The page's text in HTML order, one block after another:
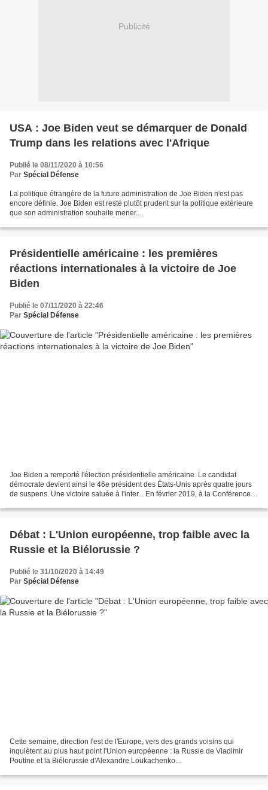
Publicité
USA : Joe Biden veut se démarquer de Donald
Trump dans les relations avec l'Afrique
Publié le 08/11/2020 à 10:56
Par Spécial Défense
La politique étrangère de la future administration de Joe Biden n'est pas
encore définie. Joe Biden est resté plutôt prudent sur la politique extérieure
que son administration souhaite mener....
Présidentielle américaine : les premières
réactions internationales à la victoire de Joe
Biden
Publié le 07/11/2020 à 22:46
Par Spécial Défense
Joe Biden a remporté l'élection présidentielle américaine. Le candidat
démocrate devient ainsi le 46e président des États-Unis après quatre jours
de suspens. Une victoire saluée à l'inter... En février 2019, à la Conférence
Débat : L'Union européenne, trop faible avec la
Russie et la Biélorussie ?
Publié le 31/10/2020 à 14:49
Par Spécial Défense
Cette semaine, direction l'est de l'Europe, vers des grands voisins qui
inquiètent au plus haut point l'Union européenne : la Russie de Vladimir
Poutine et la Biélorussie d'Alexandre Loukachenko...